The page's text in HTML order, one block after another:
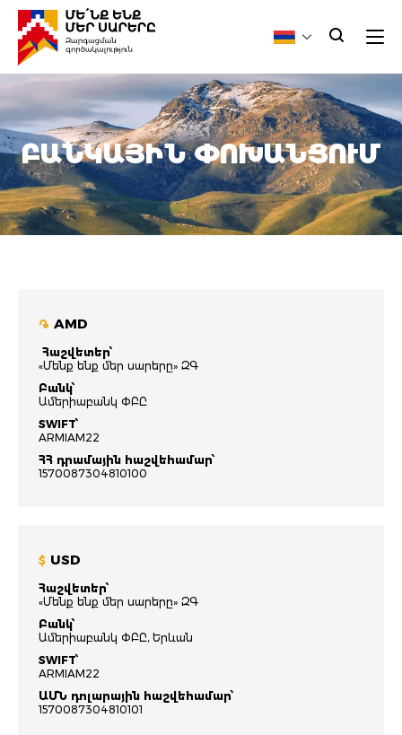
ԲԱՆԿԱՅԻՆ ՓՈԽԱՆՑՈՒՄ
֏ AMD
Հաշվետեր՝
«Մենք ենք մեր սարերը» ԶԳ
Բանկ՝
Ամերիաբանկ ՓԲԸ
SWIFT՝
ARMIAM22
ՀՀ դրամային հաշվեհամար՝
1570087304810100
$ USD
Հաշվետեր՝
«Մենք ենք մեր սարերը» ԶԳ
Բանկ՝
Ամերիաբանկ ՓԲԸ, Երևան
SWIFT՝
ARMIAM22
ԱՄՆ դոլարային հաշվեհամար՝
1570087304810101